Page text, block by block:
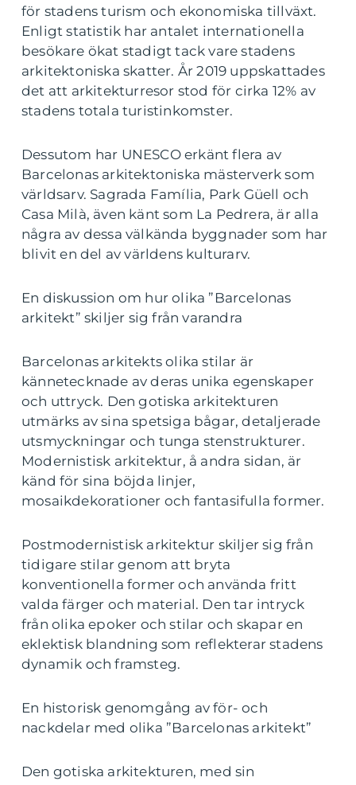
för stadens turism och ekonomiska tillväxt.
Enligt statistik har antalet internationella
besökare ökat stadigt tack vare stadens
arkitektoniska skatter. År 2019 uppskattades
det att arkitekturresor stod för cirka 12% av
stadens totala turistinkomster.
Dessutom har UNESCO erkänt flera av
Barcelonas arkitektoniska mästerverk som
världsarv. Sagrada Família, Park Güell och
Casa Milà, även känt som La Pedrera, är alla
några av dessa välkända byggnader som har
blivit en del av världens kulturarv.
En diskussion om hur olika ”Barcelonas
arkitekt” skiljer sig från varandra
Barcelonas arkitekts olika stilar är
kännetecknade av deras unika egenskaper
och uttryck. Den gotiska arkitekturen
utmärks av sina spetsiga bågar, detaljerade
utsmyckningar och tunga stenstrukturer.
Modernistisk arkitektur, å andra sidan, är
känd för sina böjda linjer,
mosaikdekorationer och fantasifulla former.
Postmodernistisk arkitektur skiljer sig från
tidigare stilar genom att bryta
konventionella former och använda fritt
valda färger och material. Den tar intryck
från olika epoker och stilar och skapar en
eklektisk blandning som reflekterar stadens
dynamik och framsteg.
En historisk genomgång av för- och
nackdelar med olika ”Barcelonas arkitekt”
Den gotiska arkitekturen, med sin